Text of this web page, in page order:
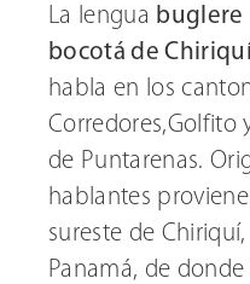
La lengua buglere
bocotá de Chiriquí
habla en los
Corredores,Golfito
de Puntarenas.
hablantes
sureste de
Panamá, de